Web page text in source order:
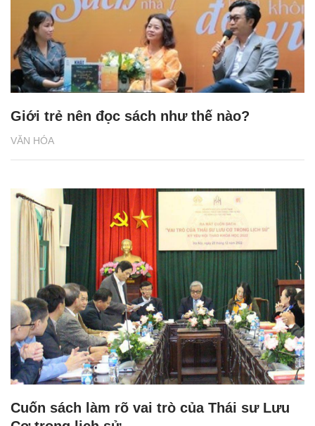
VĂN HÓA
Giới trẻ nên đọc sách như thế nào?
Cuốn sách làm rõ vai trò của Thái sư Lưu